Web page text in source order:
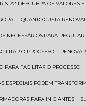
DESCUBRA OS VALORES
QUANTO CUSTA
NECESSÁRIOS PARA
O PROCESSO
PARA FACILITAR O PROCESSO
ESPECIAIS PODEM
PARA INICIANTES